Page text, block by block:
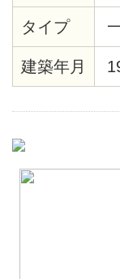
タイプ
建築年月